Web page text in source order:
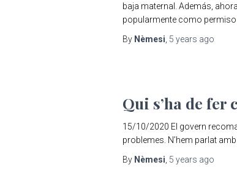
baja maternal. Además,
popularmente como permiso
By Nèmesi 5 years ago
Qui s’ha de fer
15/10/2020 El govern
problemes. N’hem parlat
By Nèmesi 5 years ago